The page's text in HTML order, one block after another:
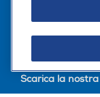
Scarica la